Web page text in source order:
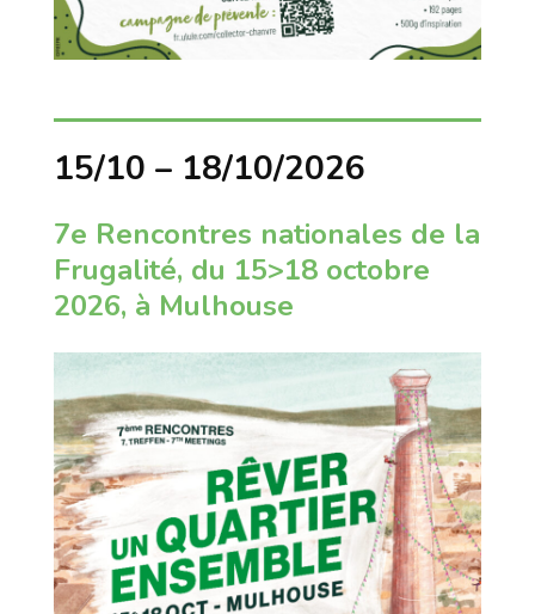
15/10 – 18/10/2026
7e Rencontres nationales de la
Frugalité, du 15>18 octobre
2026, à Mulhouse